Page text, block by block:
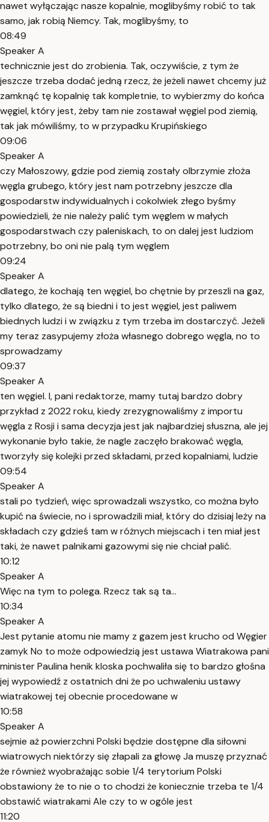
nawet wyłączając nasze kopalnie, moglibyśmy robić to tak
samo, jak robią Niemcy. Tak, moglibyśmy, to
08:49
Speaker A
technicznie jest do zrobienia. Tak, oczywiście, z tym że
jeszcze trzeba dodać jedną rzecz, że jeżeli nawet chcemy już
zamknąć tę kopalnię tak kompletnie, to wybierzmy do końca
węgiel, który jest, żeby tam nie zostawał węgiel pod ziemią,
tak jak mówiliśmy, to w przypadku Krupińskiego
09:06
Speaker A
czy Małoszowy, gdzie pod ziemią zostały olbrzymie złoża
węgla grubego, który jest nam potrzebny jeszcze dla
gospodarstw indywidualnych i cokolwiek złego byśmy
powiedzieli, że nie należy palić tym węglem w małych
gospodarstwach czy paleniskach, to on dalej jest ludziom
potrzebny, bo oni nie palą tym węglem
09:24
Speaker A
dlatego, że kochają ten węgiel, bo chętnie by przeszli na gaz,
tylko dlatego, że są biedni i to jest węgiel, jest paliwem
biednych ludzi i w związku z tym trzeba im dostarczyć. Jeżeli
my teraz zasypujemy złoża własnego dobrego węgla, no to
sprowadzamy
09:37
Speaker A
ten węgiel. I, pani redaktorze, mamy tutaj bardzo dobry
przykład z 2022 roku, kiedy zrezygnowaliśmy z importu
węgla z Rosji i sama decyzja jest jak najbardziej słuszna, ale jej
wykonanie było takie, że nagle zaczęło brakować węgla,
tworzyły się kolejki przed składami, przed kopalniami, ludzie
09:54
Speaker A
stali po tydzień, więc sprowadzali wszystko, co można było
kupić na świecie, no i sprowadzili miał, który do dzisiaj leży na
składach czy gdzieś tam w różnych miejscach i ten miał jest
taki, że nawet palnikami gazowymi się nie chciał palić.
10:12
Speaker A
Więc na tym to polega. Rzecz tak są ta...
10:34
Speaker A
Jest pytanie atomu nie mamy z gazem jest krucho od Węgier
zamyk No to może odpowiedzią jest ustawa Wiatrakowa pani
minister Paulina henik kloska pochwaliła się to bardzo głośna
jej wypowiedź z ostatnich dni że po uchwaleniu ustawy
wiatrakowej tej obecnie procedowane w
10:58
Speaker A
sejmie aż powierzchni Polski będzie dostępne dla siłowni
wiatrowych niektórzy się złapali za głowę Ja muszę przyznać
że również wyobrażając sobie 1/4 terytorium Polski
obstawiony że to nie o to chodzi że koniecznie trzeba te 1/4
obstawić wiatrakami Ale czy to w ogóle jest
11:20